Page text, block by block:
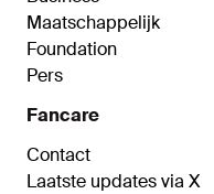
Maatschappelijk
Foundation
Pers
Fancare
Contact
Laatste updates via X